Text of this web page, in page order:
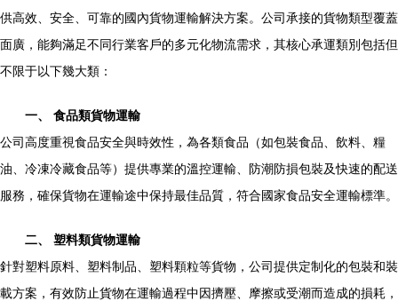
供高效、安全、可靠的國內貨物運輸解決方案。公司承接的貨物類型覆蓋
面廣，能夠滿足不同行業客戶的多元化物流需求，其核心承運類別包括但
不限于以下幾大類：
一、 食品類貨物運輸
公司高度重視食品安全與時效性，為各類食品（如包裝食品、飲料、糧
油、冷凍冷藏食品等）提供專業的溫控運輸、防潮防損包裝及快速的配送
服務，確保貨物在運輸途中保持最佳品質，符合國家食品安全運輸標準。
二、 塑料類貨物運輸
針對塑料原料、塑料制品、塑料顆粒等貨物，公司提供定制化的包裝和裝
載方案，有效防止貨物在運輸過程中因擠壓、摩擦或受潮而造成的損耗，